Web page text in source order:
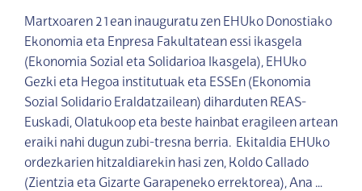
Martxoaren 21ean inauguratu zen EHUko Donostiako
Ekonomia eta Enpresa Fakultatean essi ikasgela
(Ekonomia Sozial eta Solidarioa Ikasgela), EHUko
Gezki eta Hegoa institutuak eta ESSEn (Ekonomia
Sozial Solidario Eraldatzailean) diharduten REAS-
Euskadi, Olatukoop eta beste hainbat eragileen artean
eraiki nahi dugun zubi-tresna berria. Ekitaldia EHUko
ordezkarien hitzaldiarekin hasi zen, Koldo Callado
(Zientzia eta Gizarte Garapeneko errektorea), Ana …